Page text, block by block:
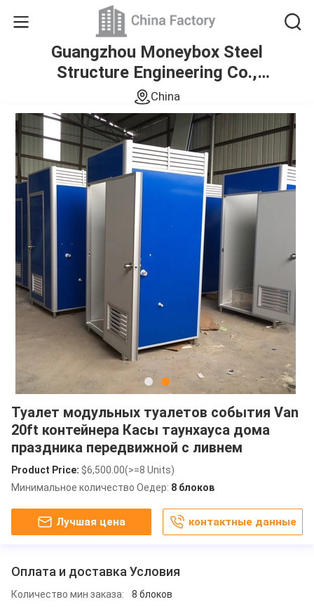
Guangzhou Moneybox Steel
Structure Engineering Co.,
Ltd.
China
Туалет модульных туалетов события Van
20ft контейнера Касы таунхауса дома
праздника передвижной с ливнем
Product Price: $6,500.00(>=8 Units)
Минимальное количество Оедер: 8 блоков
Лучшая цена контактные данные
Оплата и доставка Условия
Количество мин заказа: 8 блоков